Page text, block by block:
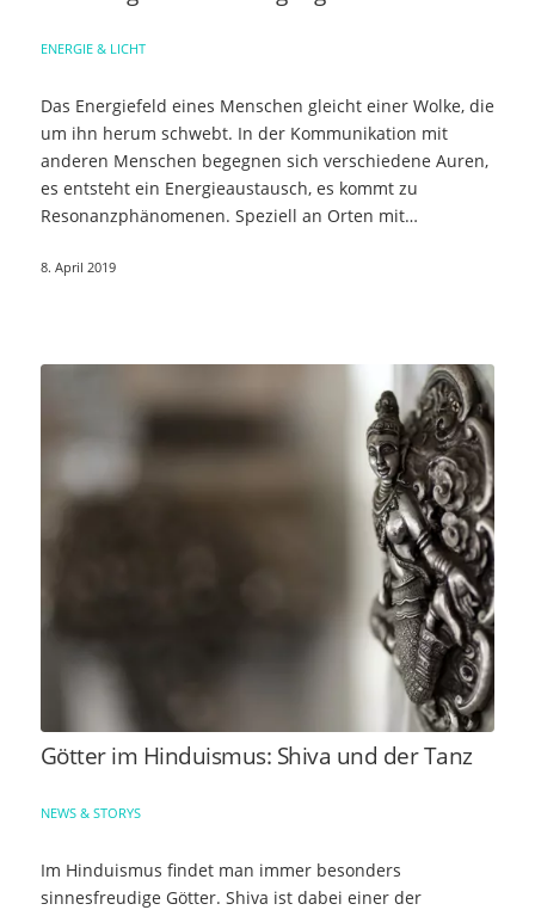
ENERGIE & LICHT
Das Energiefeld eines Menschen gleicht einer Wolke, die
um ihn herum schwebt. In der Kommunikation mit
anderen Menschen begegnen sich verschiedene Auren,
es entsteht ein Energieaustausch, es kommt zu
Resonanzphänomenen. Speziell an Orten mit…
8. April 2019
Götter im Hinduismus: Shiva und der Tanz
NEWS & STORYS
Im Hinduismus findet man immer besonders
sinnesfreudige Götter. Shiva ist dabei einer der